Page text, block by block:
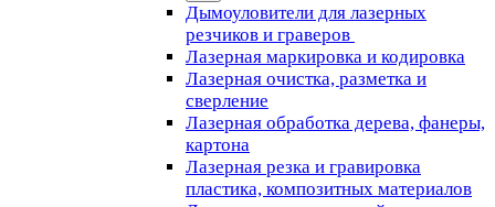
Дымоуловители для лазерных
резчиков и граверов
Лазерная маркировка и кодировка
Лазерная очистка, разметка и
сверление
Лазерная обработка дерева, фанеры,
картона
Лазерная резка и гравировка
пластика, композитных материалов